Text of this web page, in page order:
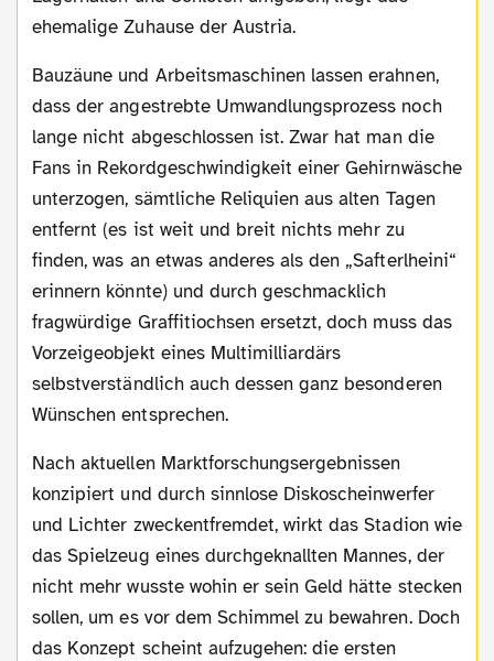
ehemalige Zuhause der Austria.
Bauzäune und Arbeitsmaschinen lassen erahnen,
dass der angestrebte Umwandlungsprozess noch
lange nicht abgeschlossen ist. Zwar hat man die
Fans in Rekordgeschwindigkeit einer Gehirnwäsche
unterzogen, sämtliche Reliquien aus alten Tagen
entfernt (es ist weit und breit nichts mehr zu
finden, was an etwas anderes als den „Safterlheini“
erinnern könnte) und durch geschmacklich
fragwürdige Graffitiochsen ersetzt, doch muss das
Vorzeigeobjekt eines Multimilliardärs
selbstverständlich auch dessen ganz besonderen
Wünschen entsprechen.
Nach aktuellen Marktforschungsergebnissen
konzipiert und durch sinnlose Diskoscheinwerfer
und Lichter zweckentfremdet, wirkt das Stadion wie
das Spielzeug eines durchgeknallten Mannes, der
nicht mehr wusste wohin er sein Geld hätte stecken
sollen, um es vor dem Schimmel zu bewahren. Doch
das Konzept scheint aufzugehen: die ersten